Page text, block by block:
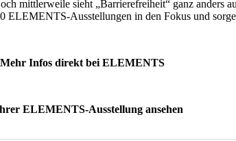
mittlerweile sieht „Barrierefreiheit“ ganz anders
ELEMENTS-Ausstellungen in den Fokus und
Mehr Infos direkt bei ELEMENTS
ELEMENTS-Ausstellung ansehen